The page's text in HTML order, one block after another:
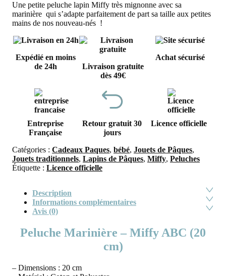
Une petite peluche lapin Miffy très mignonne avec sa
marinière qui s’adapte parfaitement de part sa taille aux petites
mains de nos nouveau-nés !
Expédié en moins
de 24h
Livraison gratuite
dès 49€
Achat sécurisé
Entreprise
Française
Retour gratuit 30
jours
Licence officielle
Catégories : Cadeaux Paques, bébé, Jouets de Pâques,
Jouets traditionnels, Lapins de Pâques, Miffy, Peluches
Étiquette : Licence officielle
Description
Informations complémentaires
Avis (0)
Peluche Marinière – Miffy ABC (20
cm)
– Dimensions : 20 cm